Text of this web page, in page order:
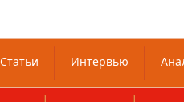
Статьи Интервью